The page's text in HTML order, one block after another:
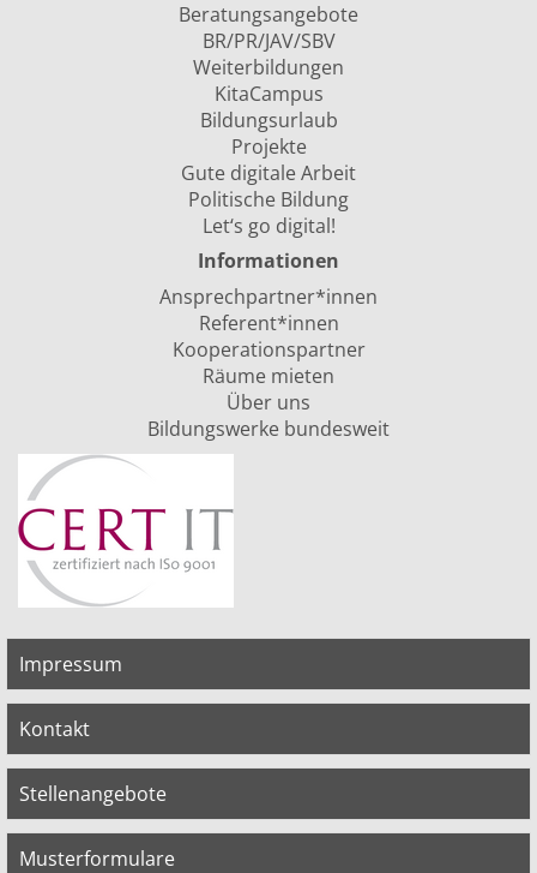
Beratungsangebote
BR/PR/JAV/SBV
Weiterbildungen
KitaCampus
Bildungsurlaub
Projekte
Gute digitale Arbeit
Politische Bildung
Let‘s go digital!
Informationen
Ansprechpartner*innen
Referent*innen
Kooperationspartner
Räume mieten
Über uns
Bildungswerke bundesweit
Impressum
Kontakt
Stellenangebote
Musterformulare